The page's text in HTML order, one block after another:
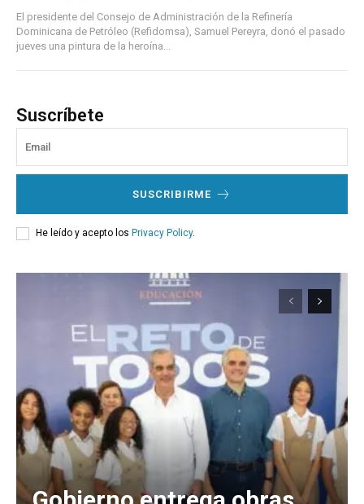
El presidente del Consejo de Administración de la Refinería
Dominicana de Petróleo (Refidomsa), Samuel Pereyra, donó el pasado
jueves una pintura de la heroína...
Suscríbete
SUSCRIBIRME
He leído y acepto los Privacy Policy.